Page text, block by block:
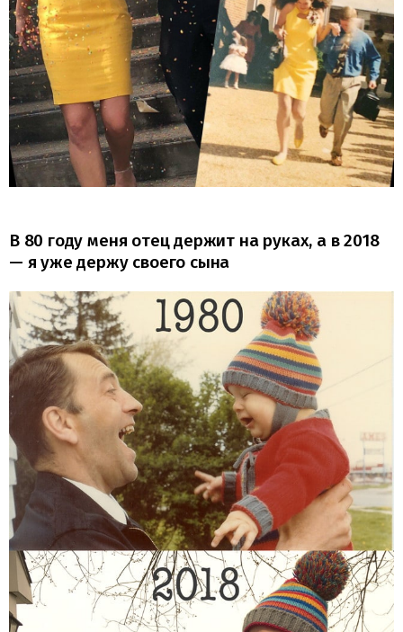
В 80 году меня отец держит на руках, а в 2018
— я уже держу своего сына